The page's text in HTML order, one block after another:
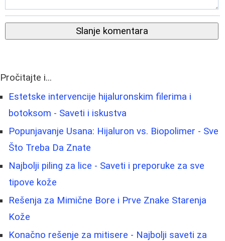
Slanje komentara
Pročitajte i...
Estetske intervencije hijaluronskim filerima i
botoksom - Saveti i iskustva
Popunjavanje Usana: Hijaluron vs. Biopolimer - Sve
Što Treba Da Znate
Najbolji piling za lice - Saveti i preporuke za sve
tipove kože
Rešenja za Mimične Bore i Prve Znake Starenja
Kože
Konačno rešenje za mitisere - Najbolji saveti za